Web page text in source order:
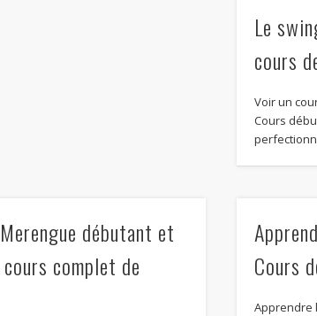
Le
cours
Voir un
Cours
débutant et
complet de
Cours
Apprendre